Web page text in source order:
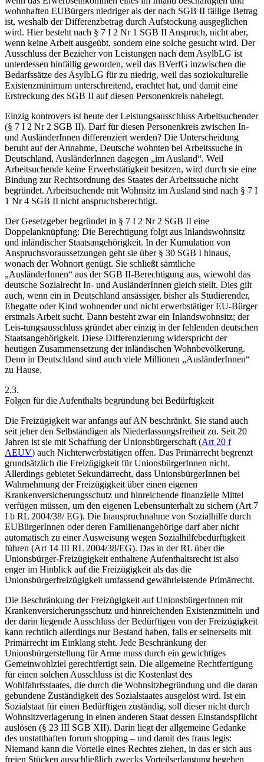
wohnhaften EUBürgers niedriger als der nach SGB II fällige Betrag
ist, weshalb der Differenzbetrag durch Aufstockung ausgeglichen
wird. Hier besteht nach § 7 I 2 Nr 1 SGB II Anspruch, nicht aber,
wenn keine Arbeit ausgeübt, sondern eine solche gesucht wird. Der
Ausschluss der Bezieher von Leistungen nach dem AsylbLG ist
unterdessen hinfällig geworden, weil das BVerfG inzwischen die
Bedarfssätze des AsylbLG für zu niedrig, weil das soziokulturelle
Existenzminimum unterschreitend, erachtet hat, und damit eine
Erstreckung des SGB II auf diesen Personenkreis nahelegt.
Einzig kontrovers ist heute der Leistungsausschluss Arbeitsuchender
(§ 7 I 2 Nr 2 SGB II). Darf für diesen Personenkreis zwischen In-
und AusländerInnen differenziert werden? Die Unterscheidung
beruht auf der Annahme, Deutsche wohnten bei Arbeitssuche in
Deutschland, AusländerInnen dagegen „im Ausland“. Weil
Arbeitsuchende keine Erwerbstätigkeit besitzen, wird durch sie eine
Bindung zur Rechtsordnung des Staates der Arbeitssuche nicht
begründet. Arbeitsuchende mit Wohnsitz im Ausland sind nach § 7 I
1 Nr 4 SGB II nicht anspruchsberechtigt.
Der Gesetzgeberbegründet in § 7 I 2 Nr 2 SGB II eine
Doppelanknüpfung: Die Berechtigung folgt aus Inlandswohnsitz
und inländischer Staatsangehörigkeit. In der Kumulation von
Anspruchsvoraussetzungen geht sie über § 30 SGB I hinaus,
wonach der Wohnort genügt. Sie schließt sämtliche
„AusländerInnen“ aus der SGB II-Berechtigung aus, wiewohl das
deutsche Sozialrecht In- und AusländerInnen gleich stellt. Dies gilt
auch, wenn ein in Deutschland ansässiger, bisher als Studierender,
Ehegatte oder Kind wohnender und nicht erwerbstätiger EU-Bürger
erstmals Arbeit sucht. Dann besteht zwar ein Inlandswohnsitz; der
Leis-tungsausschluss gründet aber einzig in der fehlenden deutschen
Staatsangehörigkeit. Diese Differenzierung widerspricht der
heutigen Zusammensetzung der inländischen Wohnbevölkerung.
Denn in Deutschland sind auch viele Millionen „AusländerInnen“
zu Hause.
2.3.
Folgen für die Aufenthalts begründung bei Bedürftigkeit
Die Freizügigkeit war anfangs auf AN beschränkt. Sie stand auch
seit jeher den Selbständigen als Niederlassungsfreiheit zu. Seit 20
Jahren ist sie mit Schaffung der Unionsbürgerschaft (Art 20 f
AEUV) auch Nichterwerbstätigen offen. Das Primärrecht begrenzt
grundsätzlich die Freizügigkeit für UnionsbürgerInnen nicht.
Allerdings gebietet Sekundärrecht, dass UnionsbürgerInnen bei
Wahrnehmung der Freizügigkeit über einen eigenen
Krankenversicherungsschutz und hinreichende finanzielle Mittel
verfügen müssen, um den eigenen Lebensunterhalt zu sichern (Art 7
I b RL 2004/38/ EG). Die Inanspruchnahme von Sozialhilfe durch
EUBürgerInnen oder deren Familienangehörige darf aber nicht
automatisch zu einer Ausweisung wegen Sozialhilfebedürftigkeit
führen (Art 14 III RL 2004/38/EG). Das in der RL über die
Unionsbürger-Freizügigkeit enthaltene Aufenthaltsrecht ist also
enger im Hinblick auf die Freizügigkeit als das die
Unionsbürgerfreizügigkeit umfassend gewährleistende Primärrecht.
Die Beschränkung der Freizügigkeit auf UnionsbürgerInnen mit
Krankenversicherungsschutz und hinreichenden Existenzmitteln und
der darin liegende Ausschluss der Bedürftigen von der Freizügigkeit
kann rechtlich allerdings nur Bestand haben, falls er seinerseits mit
Primärrecht im Einklang steht. Jede Beschränkung der
Unionsbürgerstellung für Arme muss durch ein gewichtiges
Gemeinwohlziel gerechtfertigt sein. Die allgemeine Rechtfertigung
für einen solchen Ausschluss ist die Kostenlast des
Wohlfahrtsstaates, die durch die Wohnsitzbegründung und die daran
gebundene Zuständigkeit des Sozialstaates ausgelöst wird. Ist ein
Sozialstaat für einen Bedürftigen zuständig, soll dieser nicht durch
Wohnsitzverlagerung in einen anderen Staat dessen Einstandspflicht
auslösen (§ 23 III SGB XII). Darin liegt der allgemeine Gedanke
des unstatthaften forum shopping – und damit des fraus legis:
Niemand kann die Vorteile eines Rechtes ziehen, in das er sich aus
freien Stücken ausschließlich zwecks Vorteilserlangung begeben